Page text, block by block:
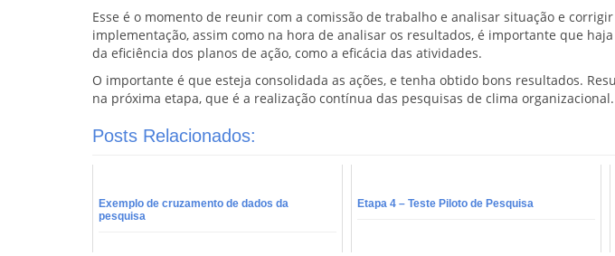
Esse é o momento de reunir com a comissão de trabalho e analisar situação e
implementação, assim como na hora de analisar os resultados, é importante que
da eficiência dos planos de ação, como a eficácia das atividades.
O importante é que esteja consolidada as ações, e tenha obtido bons resultados.
na próxima etapa, que é a realização contínua das pesquisas de clima organizacional.
Posts Relacionados:
Exemplo de cruzamento de dados da
pesquisa
Etapa 4 – Teste Piloto de Pesquisa